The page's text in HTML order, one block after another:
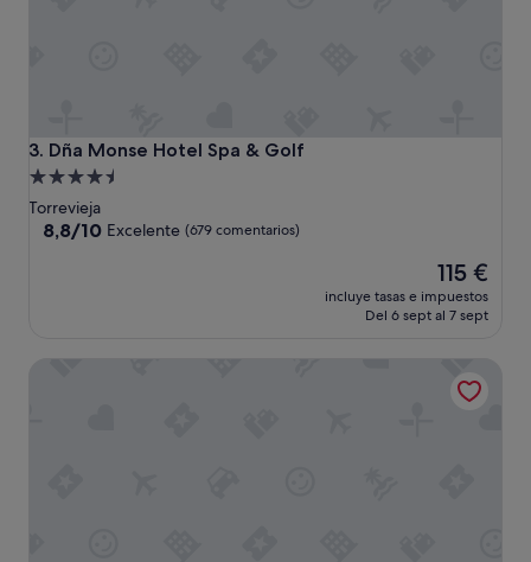
3. Dña Monse Hotel Spa & Golf
Dña Monse Hotel Spa & Golf
Alojamiento
de
4.5 estrellas
Torrevieja
8.8
8,8/10 Excelente (679 comentarios)
El
precio
actual
115 €
115 €
incluye tasas e impuestos
Del 6 sept al 7 sept